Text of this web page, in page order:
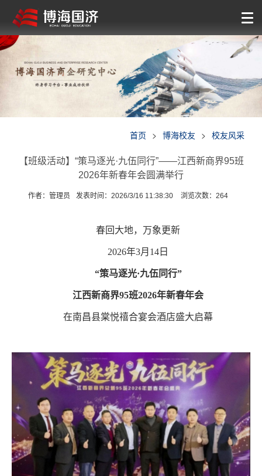
首页 > 博海校友 > 校友风采
【班级活动】“策马逐光·九伍同行”——江西新商界95班
2026年新春年会圆满举行
作者：管理员 发表时间：2026/3/16 11:38:30 浏览次数： 264
春回大地，万象更新
2026年3月14日
“策马逐光·九伍同行”
江西新商界95班2026年新春年会
在南昌县棠悦禧合宴会酒店盛大启幕